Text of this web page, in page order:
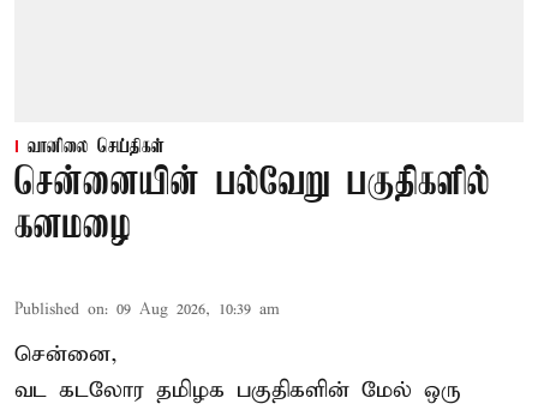
வானிலை செய்திகள்
சென்னையின் பல்வேறு பகுதிகளில்
கனமழை
Published on: 09 Aug 2026, 10:39 am
சென்னை,
வட கடலோர தமிழக பகுதிகளின் மேல் ஒரு